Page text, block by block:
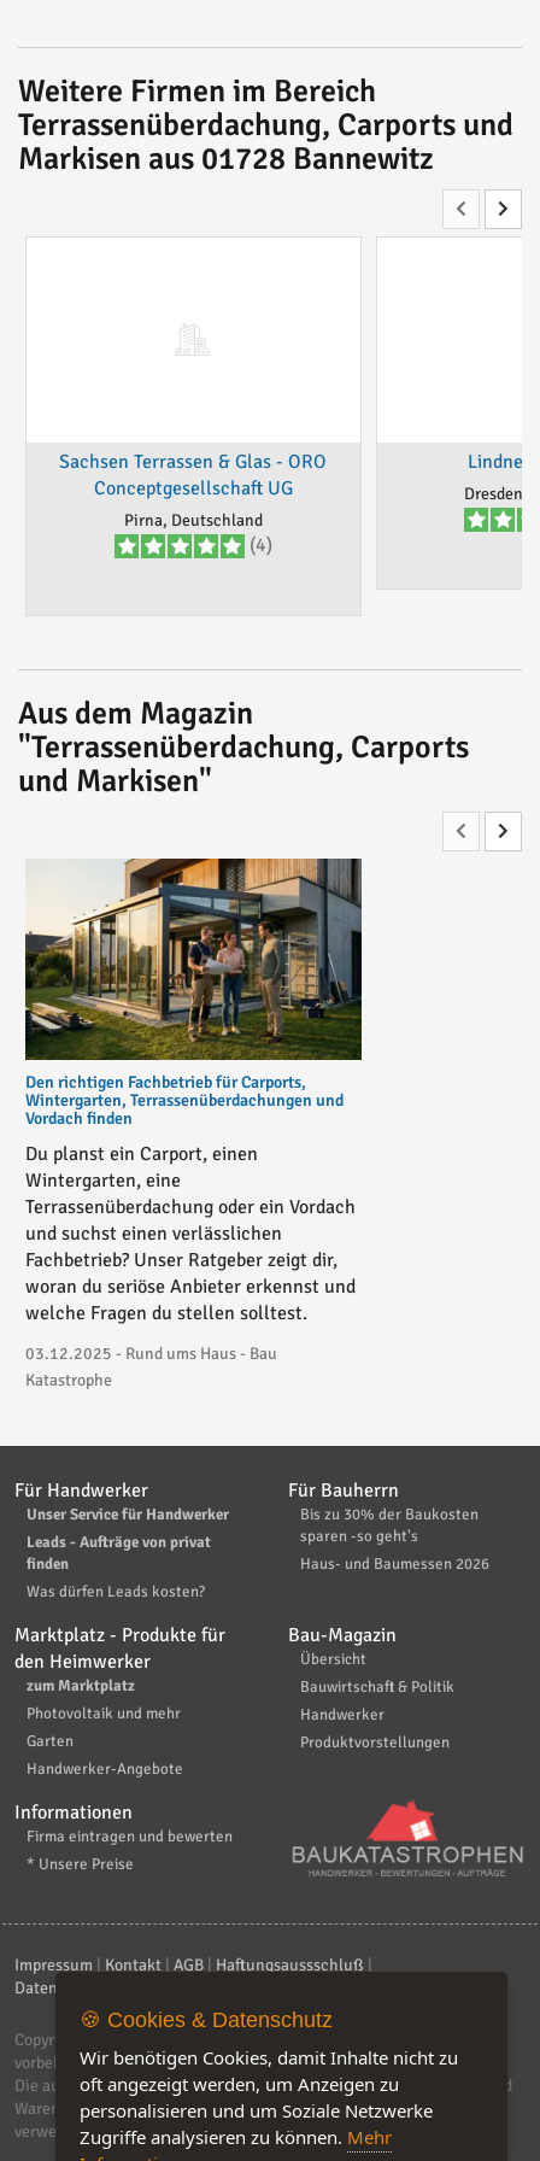
Weitere Firmen im Bereich
Terrassenüberdachung, Carports und
Markisen aus 01728 Bannewitz
Sachsen Terrassen & Glas - ORO
Conceptgesellschaft UG
Pirna, Deutschland
(4)
Lindner
Dresden,
Aus dem Magazin
"Terrassenüberdachung, Carports
und Markisen"
Den richtigen Fachbetrieb für Carports,
Wintergarten, Terrassenüberdachungen und
Vordach finden
Du planst ein Carport, einen
Wintergarten, eine
Terrassenüberdachung oder ein Vordach
und suchst einen verlässlichen
Fachbetrieb? Unser Ratgeber zeigt dir,
woran du seriöse Anbieter erkennst und
welche Fragen du stellen solltest.
03.12.2025 - Rund ums Haus - Bau
Katastrophe
Für Handwerker
Unser Service für Handwerker
Leads - Aufträge von privat
finden
Was dürfen Leads kosten?
Für Bauherrn
Bis zu 30% der Baukosten
sparen -so geht's
Haus- und Baumessen 2026
Marktplatz - Produkte für
den Heimwerker
zum Marktplatz
Photovoltaik und mehr
Garten
Handwerker-Angebote
Bau-Magazin
Übersicht
Bauwirtschaft & Politik
Handwerker
Produktvorstellungen
Informationen
Firma eintragen und bewerten
* Unsere Preise
Impressum Kontakt AGB Haftungsaussschluß
Datenschutzerklärung
Copyright © 2026
vorbehalten.
Die auf dieser Seite verwendeten Produktbezeichnungen, Namen und
Warenzeichen sind Eigentum der jeweiligen Firmen. Unser Portal
verwendet Affiliat-Links, für dir wir Geld erhalten.
🍪 Cookies & Datenschutz
Wir benötigen Cookies, damit Inhalte nicht zu
oft angezeigt werden, um Anzeigen zu
personalisieren und um Soziale Netzwerke
Zugriffe analysieren zu können. Mehr